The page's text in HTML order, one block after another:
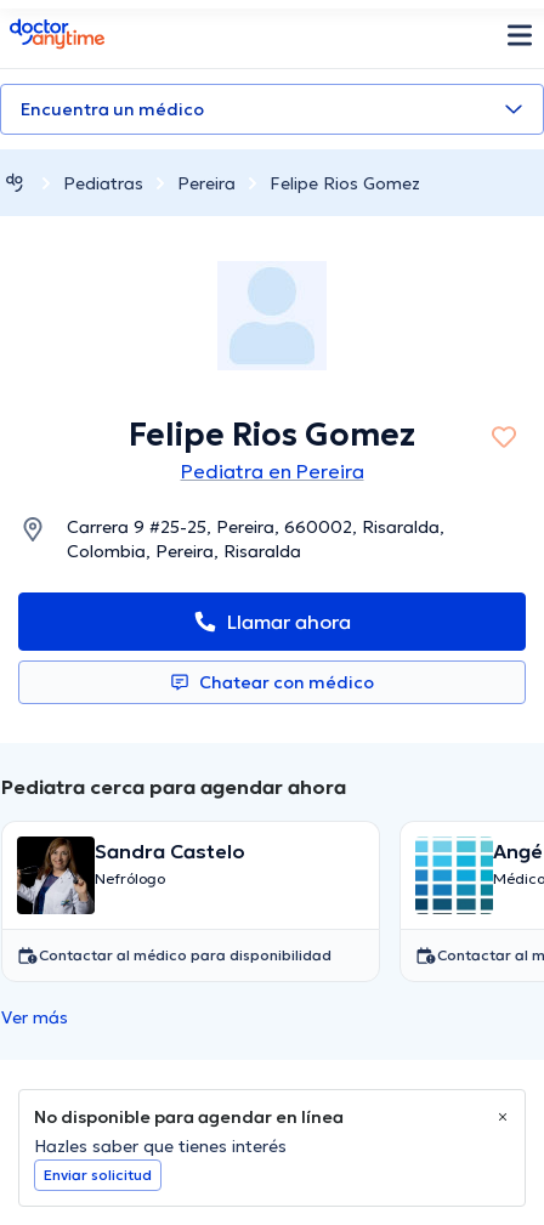
doctoranytime
Encuentra un médico
Pediatras Pereira Felipe Rios Gomez
Felipe Rios Gomez
Pediatra en Pereira
Carrera 9 #25-25, Pereira, 660002, Risaralda,
Colombia, Pereira, Risaralda
Llamar ahora
Chatear con médico
Pediatra cerca para agendar ahora
Sandra Castelo
Nefrólogo
Contactar al médico para disponibilidad Contactar al
Ver más
No disponible para agendar en línea
Hazles saber que tienes interés
Enviar solicitud